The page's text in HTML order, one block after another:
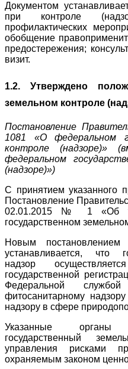
Документом
при контроле
профилактических
обобщение
предостережения;
визит.
1.2. Утверждено
земельном контроле
Постановление
1081 «О федеральном
контроле (надзоре)»
федеральном
(надзоре)»)
С принятием указанного
Постановление
02.01.2015 № 1 «Об
государственном
Новым постановлением
устанавливается, что
надзор
государственной
Федеральной
фитосанитарному
надзору в сфере
Указанные органы
государственный
управления рисками
охраняемым законом